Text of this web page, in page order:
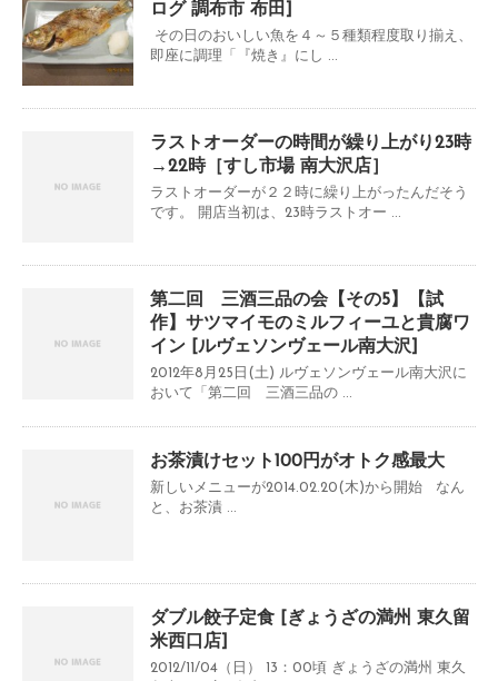
ログ 調布市 布田]
その日のおいしい魚を４～５種類程度取り揃え、
即座に調理「『焼き』にし ...
ラストオーダーの時間が繰り上がり23時
→22時［すし市場 南大沢店］
ラストオーダーが２２時に繰り上がったんだそう
です。 開店当初は、23時ラストオー ...
第二回 三酒三品の会【その5】【試
作】サツマイモのミルフィーユと貴腐ワ
イン [ルヴェソンヴェール南大沢]
2012年8月25日(土) ルヴェソンヴェール南大沢に
おいて「第二回 三酒三品の ...
お茶漬けセット100円がオトク感最大
新しいメニューが2014.02.20(木)から開始 なん
と、お茶漬 ...
ダブル餃子定食 [ぎょうざの満州 東久留
米西口店]
2012/11/04（日） 13：00頃 ぎょうざの満州 東久